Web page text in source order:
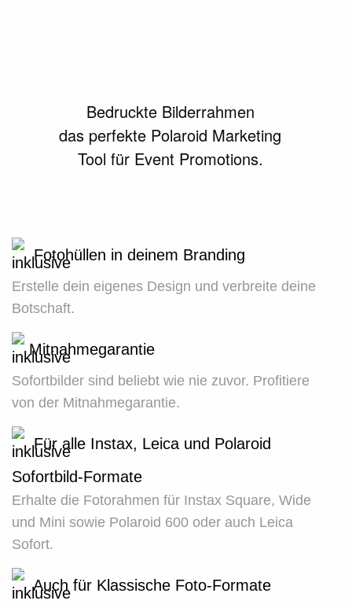
Bedruckte Bilderrahmen
das perfekte Polaroid Marketing
Tool für Event Promotions.
Fotohüllen in deinem Branding
Erstelle dein eigenes Design und verbreite deine
Botschaft.
Mitnahmegarantie
Sofortbilder sind beliebt wie nie zuvor. Profitiere
von der Mitnahmegarantie.
Für alle Instax, Leica und Polaroid
Sofortbild-Formate
Erhalte die Fotorahmen für Instax Square, Wide
und Mini sowie Polaroid 600 oder auch Leica
Sofort.
Auch für Klassische Foto-Formate